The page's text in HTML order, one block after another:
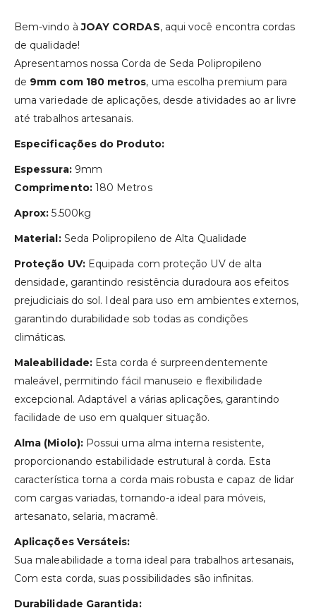
Bem-vindo àJOAY CORDAS, aqui você encontra cordas
de qualidade!
Apresentamos nossa Corda de Seda Polipropileno
de 9mm com 180 metros, uma escolha premium para
uma variedade de aplicações, desde atividades ao ar livre
até trabalhos artesanais.
Especificações do Produto:
Espessura:9mm
Comprimento:180 Metros
Aprox: 5.500kg
Material:Seda Polipropileno de Alta Qualidade
Proteção UV:Equipada com proteção UV de alta
densidade, garantindo resistência duradoura aos efeitos
prejudiciais do sol. Ideal para uso em ambientes externos,
garantindo durabilidade sob todas as condições
climáticas.
Maleabilidade:Esta corda é surpreendentemente
maleável, permitindo fácil manuseio e flexibilidade
excepcional. Adaptável a várias aplicações, garantindo
facilidade de uso em qualquer situação.
Alma (Miolo):Possui uma alma interna resistente,
proporcionando estabilidade estrutural à corda. Esta
característica torna a corda mais robusta e capaz de lidar
com cargas variadas, tornando-a ideal para móveis,
artesanato, selaria, macramê.
Aplicações Versáteis:
Sua maleabilidade a torna ideal para trabalhos artesanais,
Com esta corda, suas possibilidades são infinitas.
Durabilidade Garantida: